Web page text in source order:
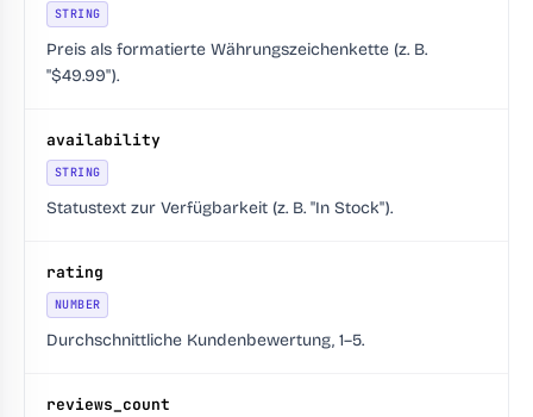
STRING
Preis als formatierte Währungszeichenkette (z. B.
"$49.99").
availability
STRING
Statustext zur Verfügbarkeit (z. B. "In Stock").
rating
NUMBER
Durchschnittliche Kundenbewertung, 1–5.
reviews_count